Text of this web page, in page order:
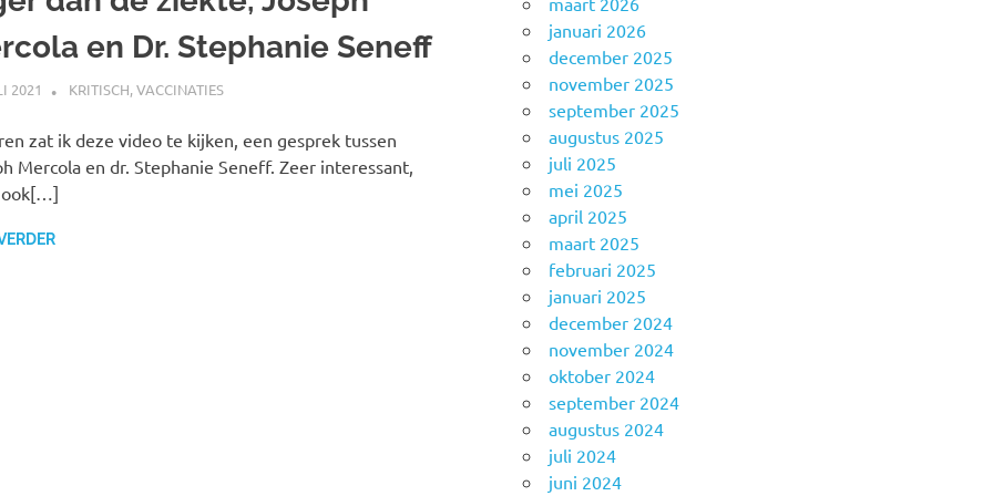
en Dr. Stephanie Seneff
2021 MARJOLEIN
KRITISCH,VACCINATIES
zat ik deze video te kijken, een gesprek tussen
Mercola en dr. Stephanie Seneff. Zeer interessant,
ook[…]
januari 2026
december 2025
november 2025
september 2025
augustus 2025
juli 2025
mei 2025
april 2025
maart 2025
februari 2025
januari 2025
december 2024
november 2024
oktober 2024
september 2024
augustus 2024
juli 2024
juni 2024